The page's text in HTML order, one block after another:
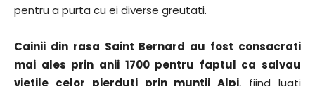
pentru a purta cu ei diverse greutati.
Cainii din rasa Saint Bernard au fost consacrati
mai ales prin anii 1700 pentru faptul ca salvau
vietile celor pierduti prin muntii Alpi, fiind luati